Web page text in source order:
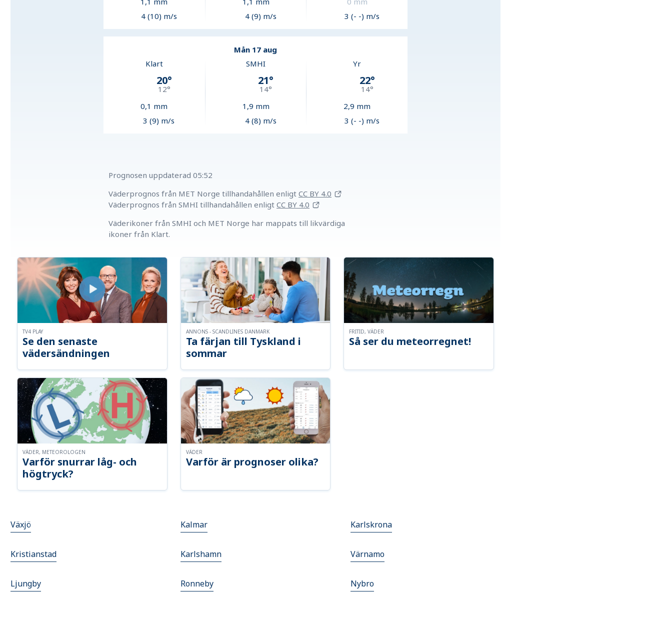
4 (10) m/s
4 (9) m/s
3 (- -) m/s
Mån 17 aug
Klart
20°
12°
0,1 mm
3 (9) m/s
SMHI
21°
14°
1,9 mm
4 (8) m/s
Yr
22°
14°
2,9 mm
3 (- -) m/s
Prognosen uppdaterad 05:52
Väderprognos från MET Norge tillhandahållen enligt CC BY 4.0
Väderprognos från SMHI tillhandahållen enligt CC BY 4.0
Väderikoner från SMHI och MET Norge har mappats till likvärdiga
ikoner från Klart.
Se den senaste
vädersändningen
TV4 PLAY
Ta färjan till Tyskland i
sommar
ANNONS - SCANDLINES DANMARK
Så ser du meteorregnet!
FRITID, VÄDER
Varför snurrar låg- och
högtryck?
VÄDER, METEOROLOGEN
Varför är prognoser olika?
VÄDER
Växjö Kalmar Karlskrona
Kristianstad Karlshamn Värnamo
Ljungby Ronneby Nybro